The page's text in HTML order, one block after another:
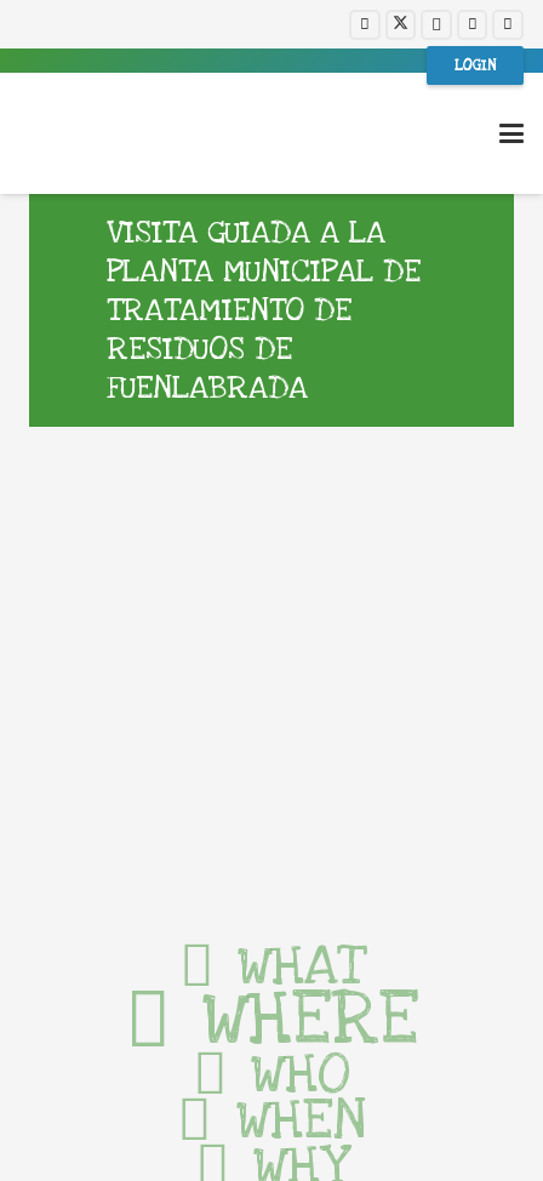
LOGIN
VISITA GUIADA A LA
PLANTA MUNICIPAL DE
TRATAMIENTO DE
RESIDUOS DE
FUENLABRADA
WHAT
WHERE
WHO
WHEN
WHY